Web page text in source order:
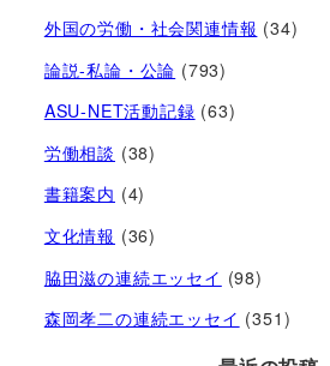
外国の労働・社会関連情報 (34)
論説-私論・公論 (793)
ASU-NET活動記録 (63)
労働相談 (38)
書籍案内 (4)
文化情報 (36)
脇田滋の連続エッセイ (98)
森岡孝二の連続エッセイ (351)